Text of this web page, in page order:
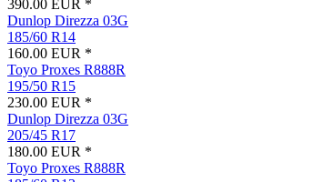
390.00 EUR *
Dunlop Direzza 03G
185/60 R14
160.00 EUR *
Toyo Proxes R888R
195/50 R15
230.00 EUR *
Dunlop Direzza 03G
205/45 R17
180.00 EUR *
Toyo Proxes R888R